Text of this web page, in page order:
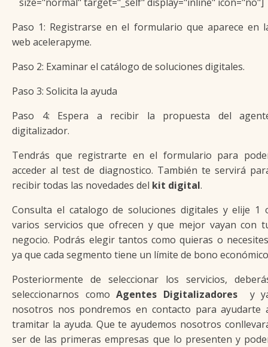
Paso 1: Registrarse en el formulario que aparece en
web acelerapyme.
Paso 2: Examinar el catálogo de soluciones digitales.
Paso 3: Solicita la ayuda
Paso 4: Espera a recibir la propuesta del
digitalizador.
Tendrás que registrarte en el formulario para
acceder al test de diagnostico. También te servirá
recibir todas las novedades del kit digital.
Consulta el catalogo de soluciones digitales y elije 1
varios servicios que ofrecen y que mejor vayan con
negocio. Podrás elegir tantos como quieras o
ya que cada segmento tiene un límite de bono
Posteriormente de seleccionar los servicios,
seleccionarnos como Agentes Digitalizadoresy
nosotros nos pondremos en contacto para ayudarte
tramitar la ayuda. Que te ayudemos nosotros
ser de las primeras empresas que lo presenten y